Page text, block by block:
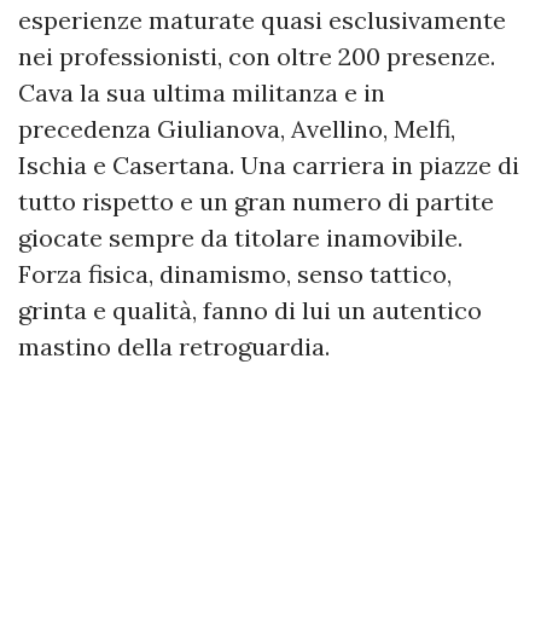
esperienze maturate quasi esclusivamente
nei professionisti, con oltre 200 presenze.
Cava la sua ultima militanza e in
precedenza Giulianova, Avellino, Melfi,
Ischia e Casertana. Una carriera in piazze di
tutto rispetto e un gran numero di partite
giocate sempre da titolare inamovibile.
Forza fisica, dinamismo, senso tattico,
grinta e qualità, fanno di lui un autentico
mastino della retroguardia.